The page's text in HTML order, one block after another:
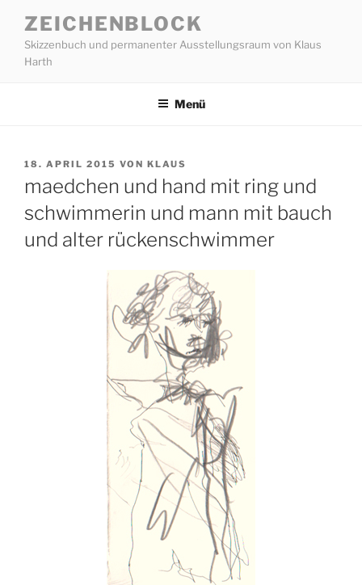
Inhalt
springen
ZEICHENBLOCK
Skizzenbuch und permanenter Ausstellungsraum von Klaus
Harth
Menü
VERÖFFENTLICHT
18. APRIL 2015 VON KLAUS
maedchen und hand mit ring und
schwimmerin und mann mit bauch
und alter rückenschwimmer